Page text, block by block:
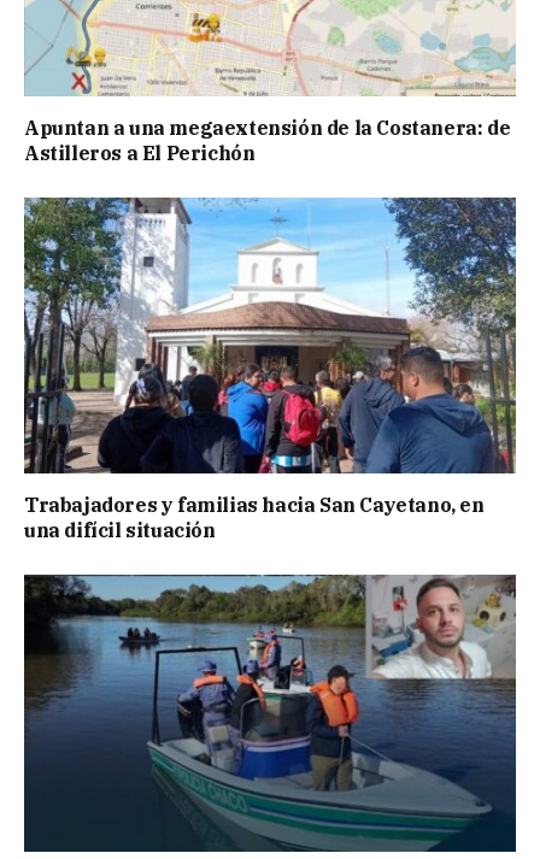
Apuntan a una megaextensión de la Costanera: de
Astilleros a El Perichón
Trabajadores y familias hacia San Cayetano, en
una difícil situación